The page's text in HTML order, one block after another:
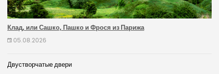
Клад, или Сашко, Пашко и Фрося из Парижа
05.08.2026
Двустворчатые двери